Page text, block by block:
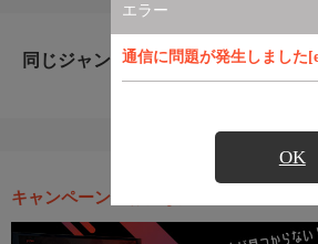
エラー
通信に問題が発生しました
OK
同じジャンルのおすすめ番組
キャンペーン・お得な情報